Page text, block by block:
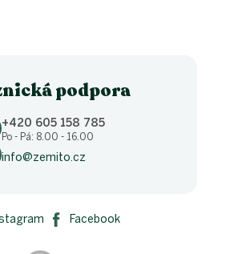
podpora
+420 605 158 785
Po - Pá: 8.00 - 16.00
info@zemito.cz
Facebook